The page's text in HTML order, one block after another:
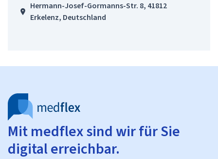
Hermann-Josef-Gormanns-Str. 8, 41812
Erkelenz, Deutschland
Mit medflex sind wir für Sie
digital erreichbar.